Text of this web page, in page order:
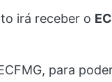
irá receber o
para